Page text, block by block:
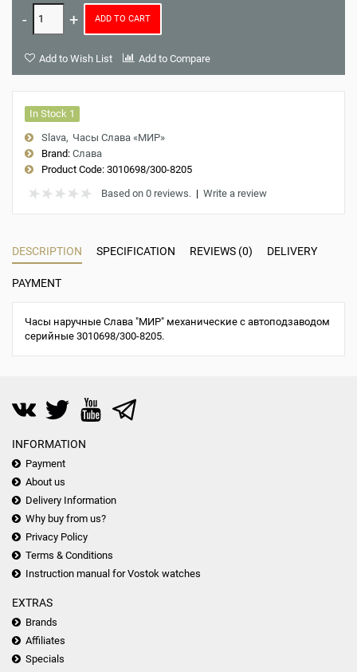
ADD TO CART
Add to Wish List Add to Compare
In Stock 1
Slava Часы Слава «МИР»
Brand: Слава
Product Code: 3010698/300-8205
Based on 0 reviews. | Write a review
DESCRIPTION SPECIFICATION REVIEWS (0) DELIVERY
PAYMENT
Часы наручные Слава "МИР" механические с автоподзаводом
серийные 3010698/300-8205.
INFORMATION
Payment
About us
Delivery Information
Why buy from us?
Privacy Policy
Terms & Conditions
Instruction manual for Vostok watches
EXTRAS
Brands
Affiliates
Specials